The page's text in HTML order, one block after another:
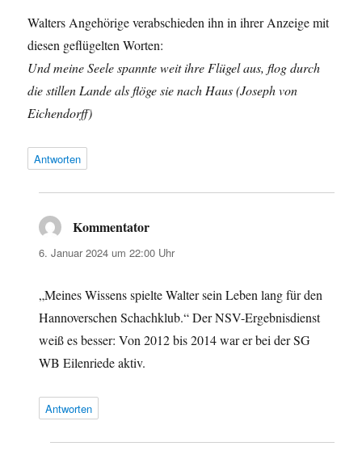
Walters Angehörige verabschieden ihn in ihrer Anzeige mit
diesen geflügelten Worten:
Und meine Seele spannte weit ihre Flügel aus, flog durch
die stillen Lande als flöge sie nach Haus (Joseph von
Eichendorff)
Antworten
Kommentator
6. Januar 2024 um 22:00 Uhr
„Meines Wissens spielte Walter sein Leben lang für den
Hannoverschen Schachklub.“ Der NSV-Ergebnisdienst
weiß es besser: Von 2012 bis 2014 war er bei der SG
WB Eilenriede aktiv.
Antworten